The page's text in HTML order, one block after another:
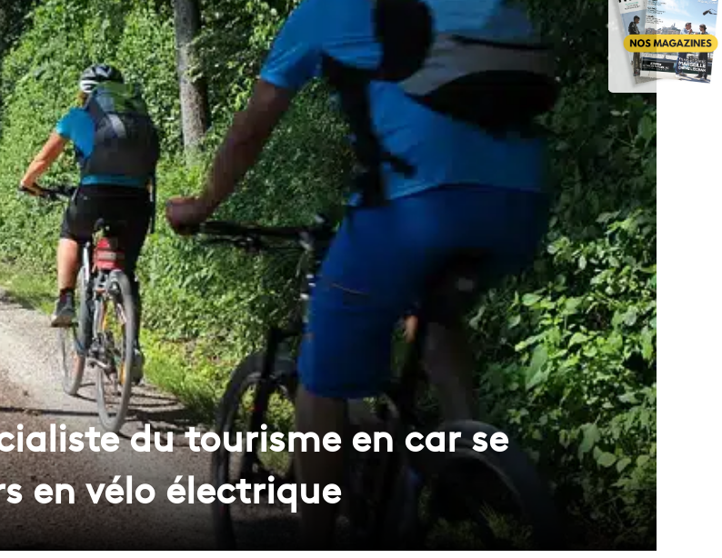
du tourisme en car se
en vélo électrique